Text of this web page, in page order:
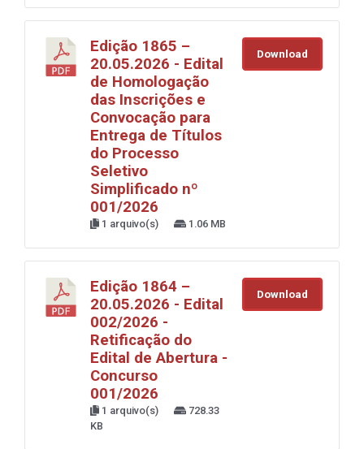
Edição 1865 –
20.05.2026 - Edital
de Homologação
das Inscrições e
Convocação para
Entrega de Títulos
do Processo
Seletivo
Simplificado nº
001/2026
1 arquivo(s) 1.06 MB
Download
Edição 1864 –
20.05.2026 - Edital
002/2026 -
Retificação do
Edital de Abertura -
Concurso
001/2026
1 arquivo(s)
728.33
KB
Download